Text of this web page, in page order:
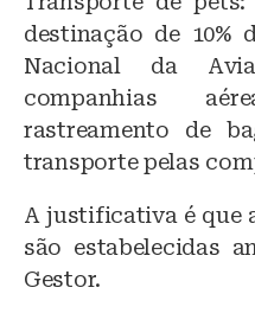
destinação de 10%
Nacional da
companhias
rastreamento de
transporte pelas
A justificativa é que
são estabelecidas
Gestor.